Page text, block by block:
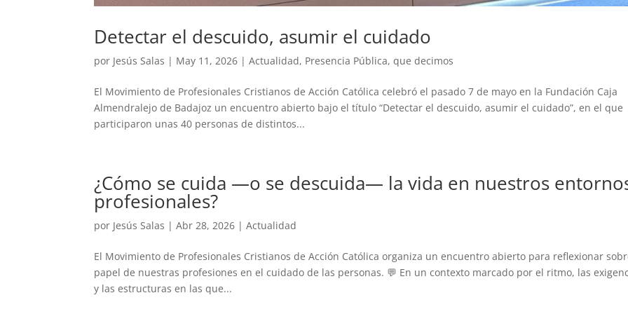
Detectar el descuido, asumir el cuidado
por Jesús Salas | May 11, 2026 |Actualidad, Presencia Pública,que decimos
El Movimiento de Profesionales Cristianos de Acción Católica celebró el pasado 7 de mayo en la Fundación Caja
Almendralejo de Badajoz un encuentro abierto bajo el título “Detectar el descuido, asumir el cuidado”, en el que
participaron unas 40 personas de distintos...
¿Cómo se cuida —o se descuida— la vida en nuestros
profesionales?
por Jesús Salas |Abr 28, 2026 |Actualidad
El Movimiento de Profesionales Cristianos de Acción Católica organiza un encuentro abierto para reflexionar
papel de nuestras profesiones en el cuidado de las personas. 💬 En un contexto marcado por el ritmo, las
y las estructuras en las que...